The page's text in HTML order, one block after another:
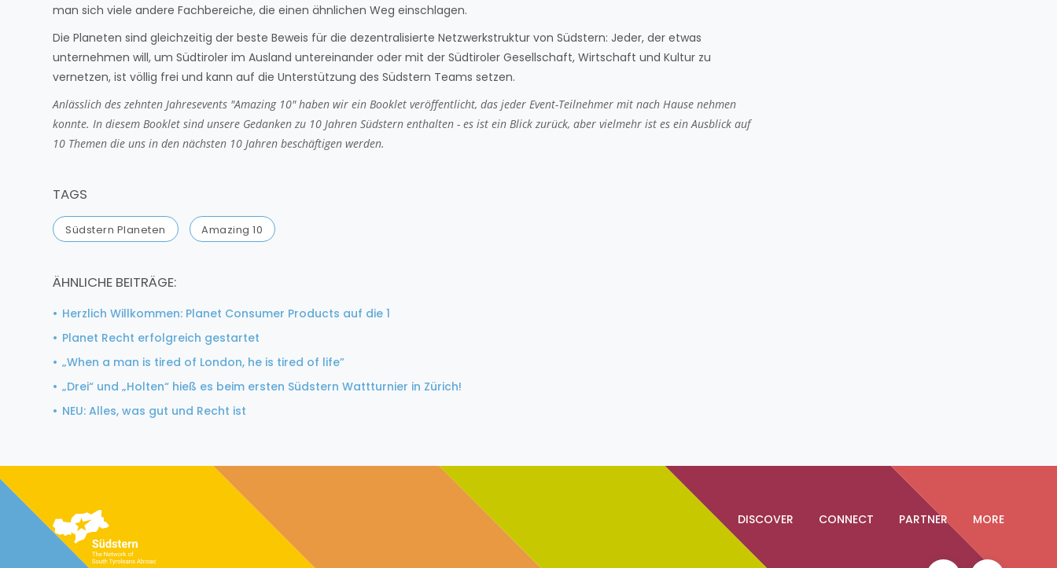
man sich viele andere Fachbereiche, die einen ähnlichen Weg einschlagen.
Die Planeten sind gleichzeitig der beste Beweis für die dezentralisierte Netzwerkstruktur von Südstern: Jeder, der etwas
unternehmen will, um Südtiroler im Ausland untereinander oder mit der Südtiroler Gesellschaft, Wirtschaft und Kultur zu
vernetzen, ist völlig frei und kann auf die Unterstützung des Südstern Teams setzen.
Anlässlich des zehnten Jahresevents "Amazing 10" haben wir ein Booklet veröffentlicht, das jeder Event-Teilnehmer mit nach Hause nehmen
konnte. In diesem Booklet sind unsere Gedanken zu 10 Jahren Südstern enthalten - es ist ein Blick zurück, aber vielmehr ist es ein Ausblick auf
10 Themen die uns in den nächsten 10 Jahren beschäftigen werden.
TAGS
Südstern Planeten Amazing 10
ÄHNLICHE BEITRÄGE:
Herzlich Willkommen: Planet Consumer Products auf die 1
Planet Recht erfolgreich gestartet
„When a man is tired of London, he is tired of life”
„Drei“ und „Holten“ hieß es beim ersten Südstern Wattturnier in Zürich!
NEU: Alles, was gut und Recht ist
DISCOVER CONNECT PARTNER MORE